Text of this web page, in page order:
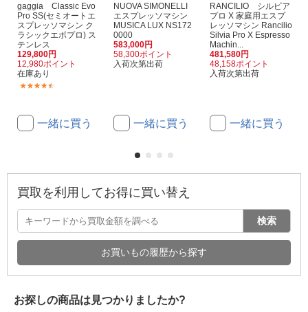
gaggia Classic Evo
Pro SS(セミオートエ
スプレッソマシン ク
ラシックエボプロ) ス
テンレス
129,800円
12,980ポイント
在庫あり
一緒に買う
NUOVA SIMONELLI
エスプレッソマシン
MUSICA LUX NS172
0000
583,000円
58,300ポイント
入荷次第出荷
一緒に買う
RANCILIO シルビア
プロ X 家庭用エスプ
レッソマシン Rancilio
Silvia Pro X Espresso
Machin...
481,580円
48,158ポイント
入荷次第出荷
一緒に買う
買取を利用してお得に買い替え
検索
お買いもの履歴から探す
お探しの商品は見つかりましたか?